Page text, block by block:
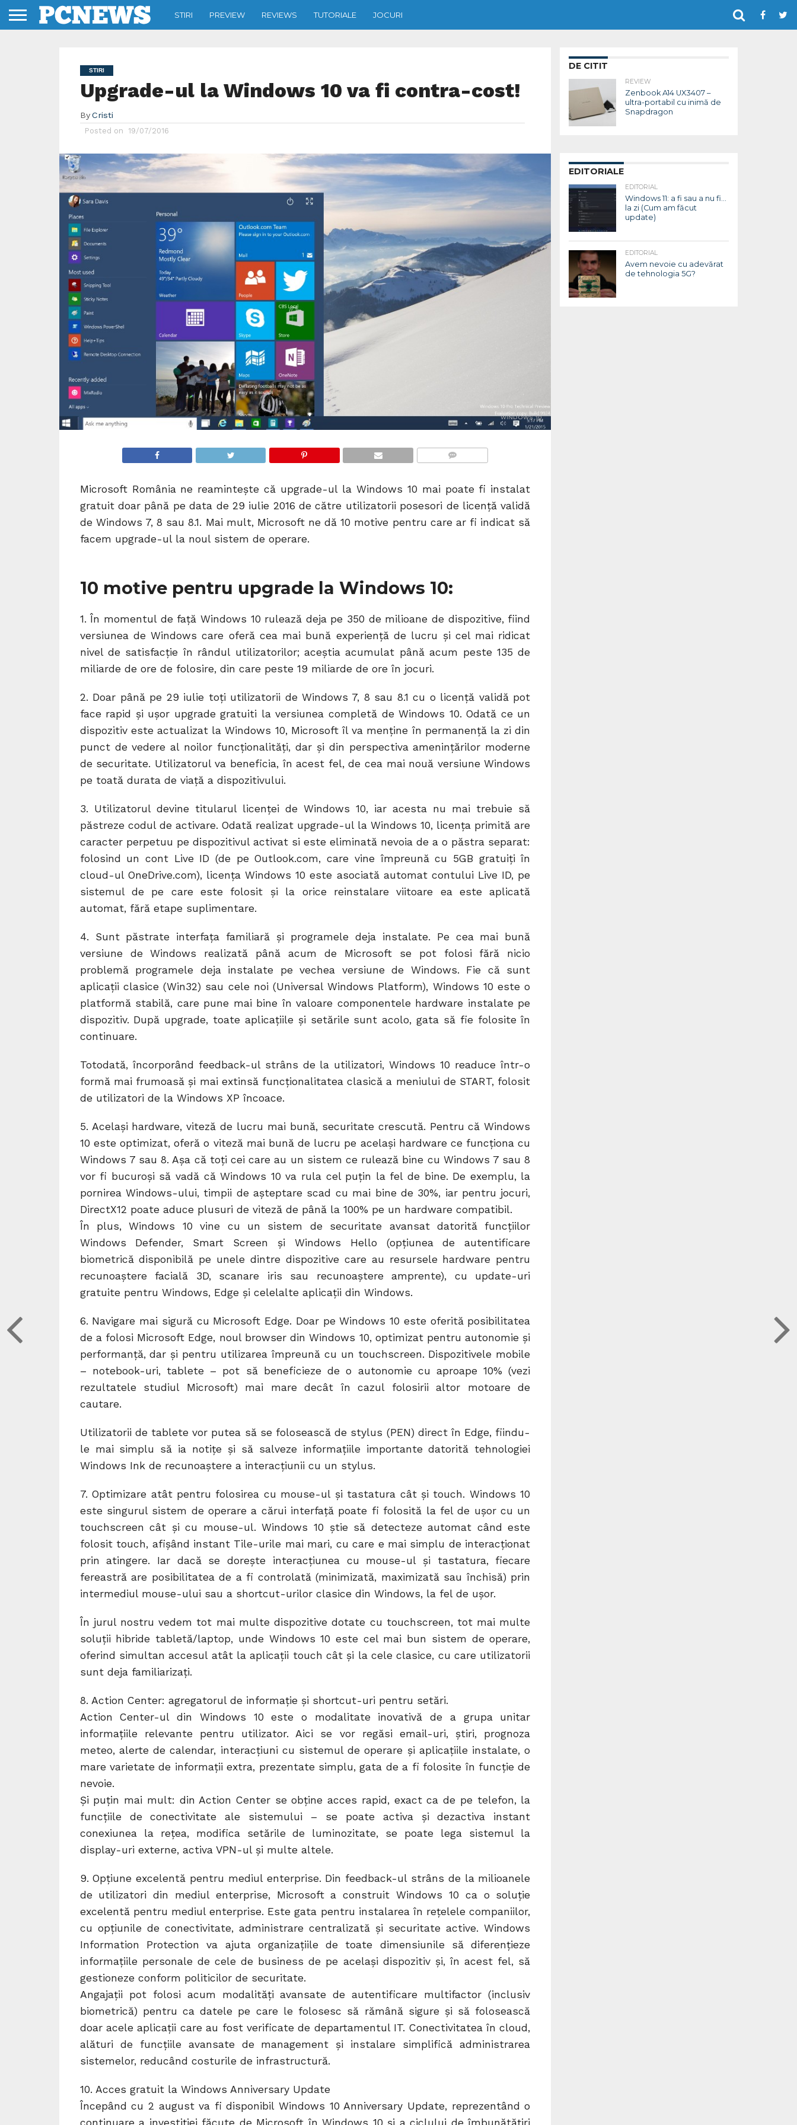
STIRI PREVIEW REVIEWS TUTORIALE JOCURI
STIRI
Upgrade-ul la Windows 10 va fi contra-cost!
By Cristi
Posted on 19/07/2016
WINDOWS 10
Microsoft România ne reamintește că upgrade-ul la Windows 10 mai poate fi instalat
gratuit doar până pe data de 29 iulie 2016 de către utilizatorii posesori de licență validă
de Windows 7, 8 sau 8.1. Mai mult, Microsoft ne dă 10 motive pentru care ar fi indicat să
facem upgrade-ul la noul sistem de operare.
10 motive pentru upgrade la Windows 10:
1. În momentul de față Windows 10 rulează deja pe 350 de milioane de dispozitive, fiind
versiunea de Windows care oferă cea mai bună experiență de lucru și cel mai ridicat
nivel de satisfacție în rândul utilizatorilor; aceştia acumulat până acum peste 135 de
miliarde de ore de folosire, din care peste 19 miliarde de ore în jocuri.
2. Doar până pe 29 iulie toți utilizatorii de Windows 7, 8 sau 8.1 cu o licență validă pot
face rapid și ușor upgrade gratuiti la versiunea completă de Windows 10. Odată ce un
dispozitiv este actualizat la Windows 10, Microsoft îl va menţine în permanenţă la zi din
punct de vedere al noilor funcţionalităţi, dar şi din perspectiva ameninţărilor moderne
de securitate. Utilizatorul va beneficia, în acest fel, de cea mai nouă versiune Windows
pe toată durata de viață a dispozitivului.
3. Utilizatorul devine titularul licenţei de Windows 10, iar acesta nu mai trebuie să
păstreze codul de activare. Odată realizat upgrade-ul la Windows 10, licența primită are
caracter perpetuu pe dispozitivul activat si este eliminată nevoia de a o păstra separat:
folosind un cont Live ID (de pe Outlook.com, care vine împreună cu 5GB gratuiți în
cloud-ul OneDrive.com), licența Windows 10 este asociată automat contului Live ID, pe
sistemul de pe care este folosit și la orice reinstalare viitoare ea este aplicată
automat, fără etape suplimentare.
4. Sunt păstrate interfața familiară și programele deja instalate. Pe cea mai bună
versiune de Windows realizată până acum de Microsoft se pot folosi fără nicio
problemă programele deja instalate pe vechea versiune de Windows. Fie că sunt
aplicații clasice (Win32) sau cele noi (Universal Windows Platform), Windows 10 este o
platformă stabilă, care pune mai bine în valoare componentele hardware instalate pe
dispozitiv. După upgrade, toate aplicațiile și setările sunt acolo, gata să fie folosite în
continuare.
Totodată, încorporând feedback-ul strâns de la utilizatori, Windows 10 readuce într-o
formă mai frumoasă și mai extinsă funcționalitatea clasică a meniului de START, folosit
de utilizatori de la Windows XP încoace.
5. Același hardware, viteză de lucru mai bună, securitate crescută. Pentru că Windows
10 este optimizat, oferă o viteză mai bună de lucru pe același hardware ce funcționa cu
Windows 7 sau 8. Așa că toți cei care au un sistem ce rulează bine cu Windows 7 sau 8
vor fi bucuroși să vadă că Windows 10 va rula cel puțin la fel de bine. De exemplu, la
pornirea Windows-ului, timpii de așteptare scad cu mai bine de 30%, iar pentru jocuri,
DirectX12 poate aduce plusuri de viteză de până la 100% pe un hardware compatibil.
În plus, Windows 10 vine cu un sistem de securitate avansat datorită funcțiilor
Windows Defender, Smart Screen și Windows Hello (opțiunea de autentificare
biometrică disponibilă pe unele dintre dispozitive care au resursele hardware pentru
recunoaştere facială 3D, scanare iris sau recunoaştere amprente), cu update-uri
gratuite pentru Windows, Edge și celelalte aplicații din Windows.
6. Navigare mai sigură cu Microsoft Edge. Doar pe Windows 10 este oferită posibilitatea
de a folosi Microsoft Edge, noul browser din Windows 10, optimizat pentru autonomie și
performanță, dar și pentru utilizarea împreună cu un touchscreen. Dispozitivele mobile
– notebook-uri, tablete – pot să beneficieze de o autonomie cu aproape 10% (vezi
rezultatele studiul Microsoft) mai mare decât în cazul folosirii altor motoare de
cautare.
Utilizatorii de tablete vor putea să se folosească de stylus (PEN) direct în Edge, fiindu-
le mai simplu să ia notițe și să salveze informațiile importante datorită tehnologiei
Windows Ink de recunoaștere a interacțiunii cu un stylus.
7. Optimizare atât pentru folosirea cu mouse-ul și tastatura cât și touch. Windows 10
este singurul sistem de operare a cărui interfață poate fi folosită la fel de ușor cu un
touchscreen cât și cu mouse-ul. Windows 10 știe să detecteze automat când este
folosit touch, afișând instant Tile-urile mai mari, cu care e mai simplu de interacționat
prin atingere. Iar dacă se dorește interacțiunea cu mouse-ul și tastatura, fiecare
fereastră are posibilitatea de a fi controlată (minimizată, maximizată sau închisă) prin
intermediul mouse-ului sau a shortcut-urilor clasice din Windows, la fel de ușor.
În jurul nostru vedem tot mai multe dispozitive dotate cu touchscreen, tot mai multe
soluții hibride tabletă/laptop, unde Windows 10 este cel mai bun sistem de operare,
oferind simultan accesul atât la aplicații touch cât și la cele clasice, cu care utilizatorii
sunt deja familiarizaţi.
8. Action Center: agregatorul de informație și shortcut-uri pentru setări.
Action Center-ul din Windows 10 este o modalitate inovativă de a grupa unitar
informațiile relevante pentru utilizator. Aici se vor regăsi email-uri, știri, prognoza
meteo, alerte de calendar, interacțiuni cu sistemul de operare și aplicațiile instalate, o
mare varietate de informații extra, prezentate simplu, gata de a fi folosite în funcție de
nevoie.
Și puțin mai mult: din Action Center se obţine acces rapid, exact ca de pe telefon, la
funcțiile de conectivitate ale sistemului – se poate activa și dezactiva instant
conexiunea la rețea, modifica setările de luminozitate, se poate lega sistemul la
display-uri externe, activa VPN-ul și multe altele.
9. Opțiune excelentă pentru mediul enterprise. Din feedback-ul strâns de la milioanele
de utilizatori din mediul enterprise, Microsoft a construit Windows 10 ca o soluție
excelentă pentru mediul enterprise. Este gata pentru instalarea în rețelele companiilor,
cu opțiunile de conectivitate, administrare centralizată și securitate active. Windows
Information Protection va ajuta organizaţiile de toate dimensiunile să diferenţieze
informaţiile personale de cele de business de pe acelaşi dispozitiv şi, în acest fel, să
gestioneze conform politicilor de securitate.
Angajații pot folosi acum modalități avansate de autentificare multifactor (inclusiv
biometrică) pentru ca datele pe care le folosesc să rămână sigure și să folosească
doar acele aplicații care au fost verificate de departamentul IT. Conectivitatea în cloud,
alături de funcțiile avansate de management și instalare simplifică administrarea
sistemelor, reducând costurile de infrastructură.
10. Acces gratuit la Windows Anniversary Update
Începând cu 2 august va fi disponibil Windows 10 Anniversary Update, reprezentând o
DE CITIT
REVIEW
Zenbook A14 UX3407 –
ultra-portabil cu inimă de
Snapdragon
EDITORIALE
EDITORIAL
Windows 11: a fi sau a nu fi…
la zi (Cum am făcut
update)
EDITORIAL
Avem nevoie cu adevărat
de tehnologia 5G?